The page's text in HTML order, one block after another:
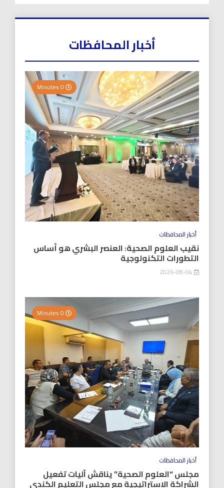
أخبار المحافظات
أخبار المحافظات
نقيب العلوم الصحية: العنصر البشري هو أساس
التطورات التكنولوجية
أخبار المحافظات
مجلس “العلوم الصحية” يناقش آليات تفعيل
الشراكة الاستراتيجية مع مجلس التعليم الكندي